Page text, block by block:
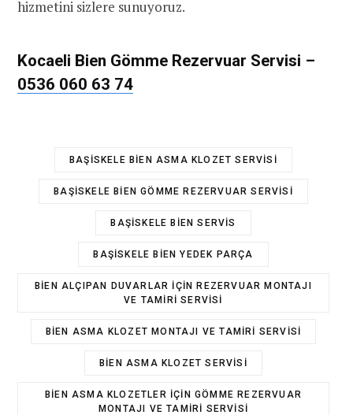
hizmetini sizlere sunuyoruz.
Kocaeli Bien Gömme Rezervuar Servisi –
0536 060 63 74
BAŞISKELE BIEN ASMA KLOZET SERVISI
BAŞISKELE BIEN GÖMME REZERVUAR SERVISI
BAŞISKELE BIEN SERVIS
BAŞISKELE BIEN YEDEK PARÇA
BIEN ALÇIPAN DUVARLAR IÇIN REZERVUAR MONTAJI
VE TAMIRI SERVISI
BIEN ASMA KLOZET MONTAJI VE TAMIRI SERVISI
BIEN ASMA KLOZET SERVISI
BIEN ASMA KLOZETLER IÇIN GÖMME REZERVUAR
MONTAJI VE TAMIRI SERVISI